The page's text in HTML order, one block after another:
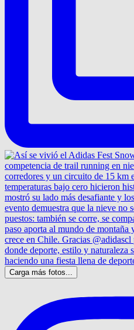
Carga más fotos...